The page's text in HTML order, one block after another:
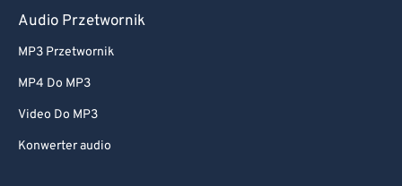
Audio Przetwornik
MP3 Przetwornik
MP4 Do MP3
Video Do MP3
Konwerter audio